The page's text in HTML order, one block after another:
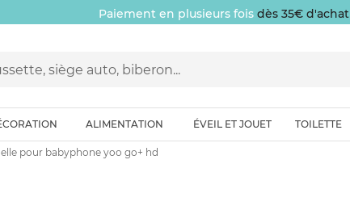
Paiement en plusieurs fois dès 35€ d'achat
ALIMENTATION ÉVEIL ET JOUET TOILETTE
pour babyphone yoo go+ hd